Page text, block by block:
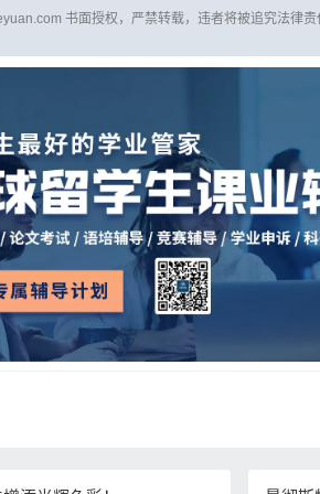
书面授权，严禁转载，违者将被追究法律责